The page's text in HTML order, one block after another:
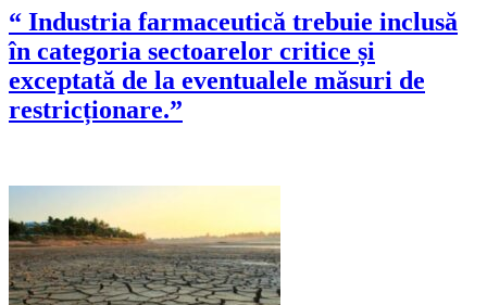
“ Industria farmaceutică trebuie inclusă
în categoria sectoarelor critice și
exceptată de la eventualele măsuri de
restricționare.”